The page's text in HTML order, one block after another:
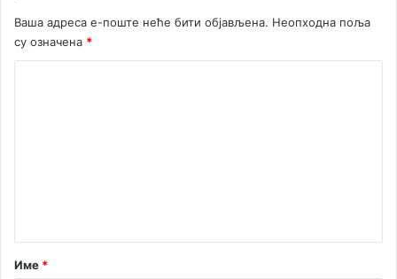
и
Ваша адреса е-поште неће бити објављена. Неопходна поља
су означена *
р
Име *